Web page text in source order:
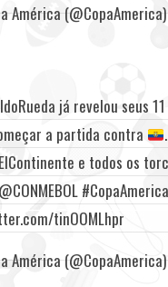
América
já revelou seus
a partida contra
.
e todos os
@CONMEBOL #CopaAmerica
tinOOMLhpr
América